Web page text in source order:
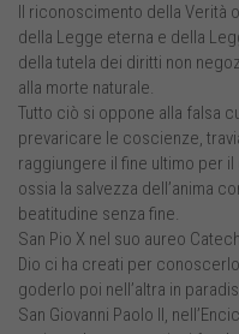
Il riconoscimento della Verità
della Legge eterna e della
della tutela dei diritti non
alla morte naturale.
Tutto ciò si oppone alla falsa
prevaricare le coscienze,
raggiungere il fine ultimo per
ossia la salvezza dell’anima
beatitudine senza fine.
San Pio X nel suo aureo
Dio ci ha creati per
goderlo poi nell’altra in
San Giovanni Paolo II,